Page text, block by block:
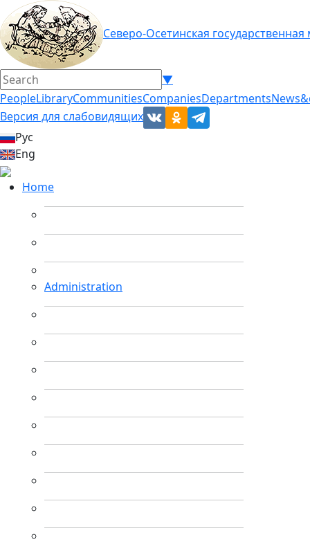
Северо-Осетинская
▼
PeopleLibraryCommunitiesCompaniesDepartments
Версия для слабовидящих
Рус
Eng
Home
Administration